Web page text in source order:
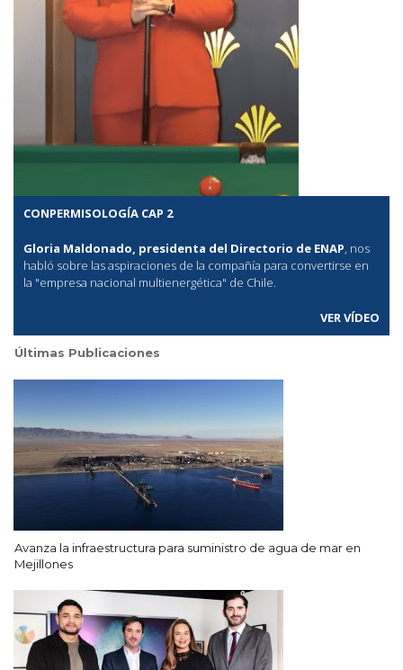
CONPERMISOLOGÍA CAP 2
Gloria Maldonado, presidenta del Directorio de ENAP , nos
habló sobre las aspiraciones de la compañía para convertirse en
la "empresa nacional multienergética" de Chile.
VER VÍDEO
Últimas Publicaciones
Avanza la infraestructura para suministro de agua de mar en
Mejillones